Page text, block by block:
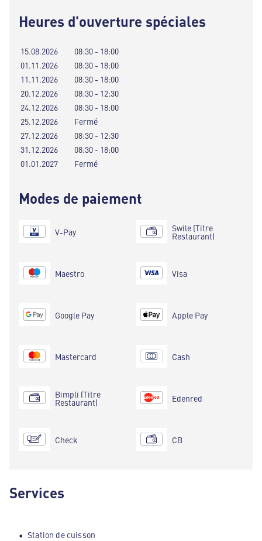
Heures d'ouverture spéciales
15.08.2026
08:30 - 18:00
01.11.2026
08:30 - 18:00
11.11.2026
08:30 - 18:00
20.12.2026
08:30 - 12:30
24.12.2026
08:30 - 18:00
25.12.2026
Fermé
27.12.2026
08:30 - 12:30
31.12.2026
08:30 - 18:00
01.01.2027
Fermé
Modes de paiement
V-Pay
Maestro
Google Pay
Mastercard
Bimpli (Titre
Restaurant)
Check
Swile (Titre
Restaurant)
Visa
Apple Pay
Cash
Edenred
CB
Services
Station de cuisson